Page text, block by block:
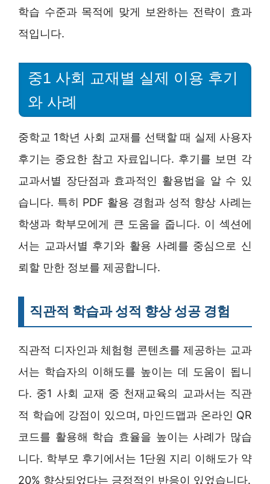
학습 수준과 목적에 맞게 보완하는 전략이 효과
적입니다.
중1 사회 교재별 실제 이용 후기
와 사례
중학교 1학년 사회 교재를 선택할 때 실제 사용자
후기는 중요한 참고 자료입니다. 후기를 보면 각
교과서별 장단점과 효과적인 활용법을 알 수 있
습니다. 특히 PDF 활용 경험과 성적 향상 사례는
학생과 학부모에게 큰 도움을 줍니다. 이 섹션에
서는 교과서별 후기와 활용 사례를 중심으로 신
뢰할 만한 정보를 제공합니다.
직관적 학습과 성적 향상 성공 경험
직관적 디자인과 체험형 콘텐츠를 제공하는 교과
서는 학습자의 이해도를 높이는 데 도움이 됩니
다. 중1 사회 교재 중 천재교육의 교과서는 직관
적 학습에 강점이 있으며, 마인드맵과 온라인 QR
코드를 활용해 학습 효율을 높이는 사례가 많습
니다. 학부모 후기에서는 1단원 지리 이해도가 약
20% 향상되었다는 긍정적인 반응이 있었습니다.